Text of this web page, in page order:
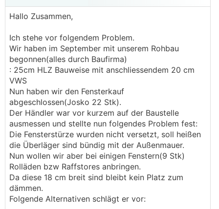
Hallo Zusammen,
Ich stehe vor folgendem Problem.
Wir haben im September mit unserem Rohbau
begonnen(alles durch Baufirma)
: 25cm HLZ Bauweise mit anschliessendem 20 cm
VWS
Nun haben wir den Fensterkauf
abgeschlossen(Josko 22 Stk).
Der Händler war vor kurzem auf der Baustelle
ausmessen und stellte nun folgendes Problem fest:
Die Fensterstürze wurden nicht versetzt, soll heißen
die Überläger sind bündig mit der Außenmauer.
Nun wollen wir aber bei einigen Fenstern(9 Stk)
Rolläden bzw Raffstores anbringen.
Da diese 18 cm breit sind bleibt kein Platz zum
dämmen.
Folgende Alternativen schlägt er vor: